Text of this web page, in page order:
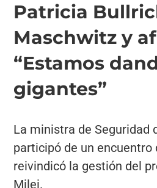
Patricia
Maschwitz y
“Estamos
gigantes”
La ministra de Seguridad
participó de un encuentro
reivindicó la gestión del
Milei.